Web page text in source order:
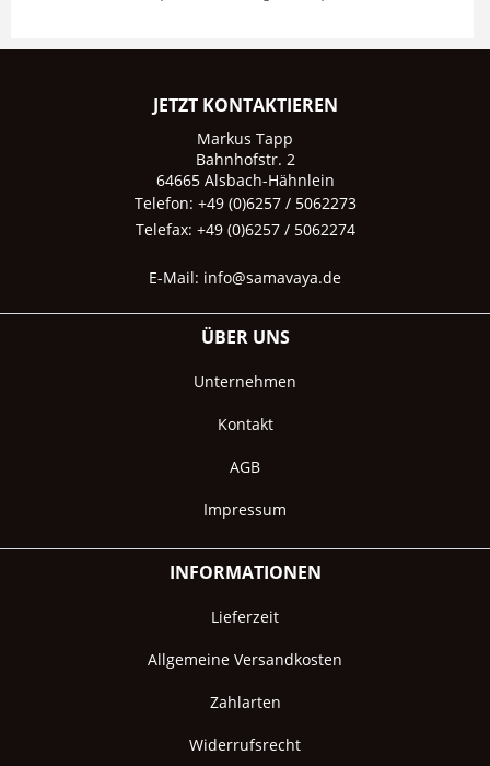
JETZT KONTAKTIEREN
Markus Tapp
Bahnhofstr. 2
64665 Alsbach-Hähnlein
Telefon: +49 (0)6257 / 5062273
Telefax: +49 (0)6257 / 5062274
E-Mail: info@samavaya.de
ÜBER UNS
Unternehmen
Kontakt
AGB
Impressum
INFORMATIONEN
Lieferzeit
Allgemeine Versandkosten
Zahlarten
Widerrufsrecht